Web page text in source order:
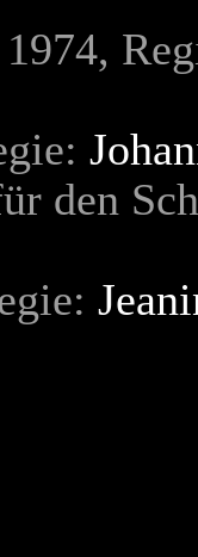
1974,
den